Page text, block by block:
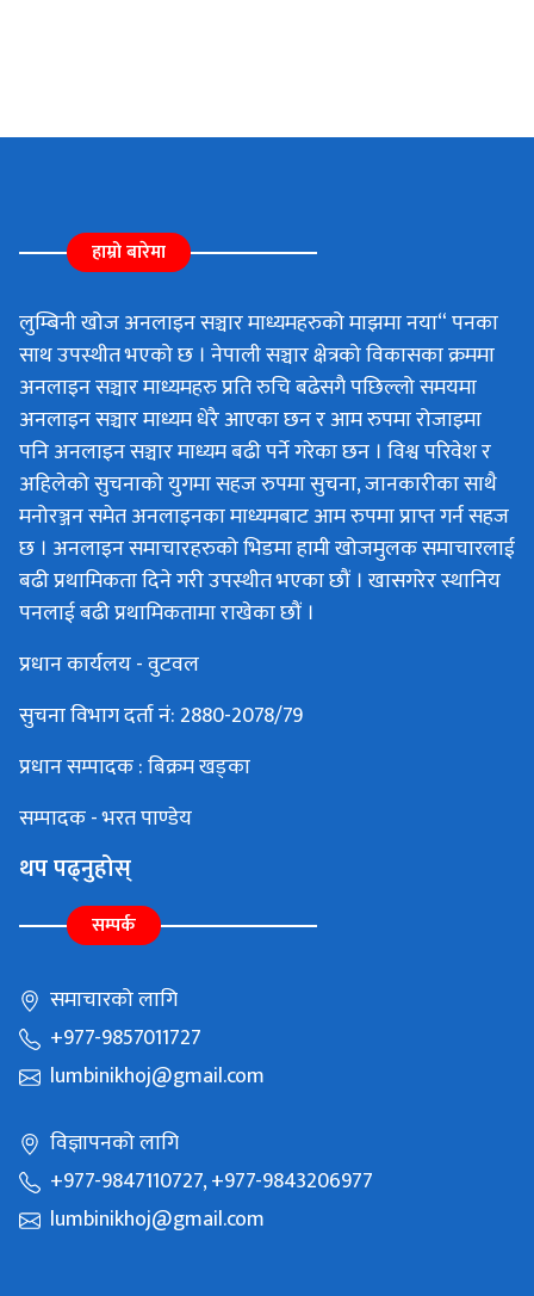
हाम्रो बारेमा
लुम्बिनी खोज अनलाइन सञ्चार माध्यमहरुको माझमा नया“ पनका
साथ उपस्थीत भएको छ । नेपाली सञ्चार क्षेत्रको विकासका क्रममा
अनलाइन सञ्चार माध्यमहरु प्रति रुचि बढेसगै पछिल्लो समयमा
अनलाइन सञ्चार माध्यम धेरै आएका छन र आम रुपमा रोजाइमा
पनि अनलाइन सञ्चार माध्यम बढी पर्ने गरेका छन । विश्व परिवेश र
अहिलेको सुचनाको युगमा सहज रुपमा सुचना, जानकारीका साथै
मनोरञ्जन समेत अनलाइनका माध्यमबाट आम रुपमा प्राप्त गर्न सहज
छ । अनलाइन समाचारहरुको भिडमा हामी खोजमुलक समाचारलाई
बढी प्रथामिकता दिने गरी उपस्थीत भएका छौं । खासगरेर स्थानिय
पनलाई बढी प्रथामिकतामा राखेका छौं ।
प्रधान कार्यलय - वुटवल
सुचना विभाग दर्ता नं: 2880-2078/79
प्रधान सम्पादक : बिक्रम खड्का
सम्पादक - भरत पाण्डेय
थप पढ्नुहोस्
सम्पर्क
समाचारको लागि
+977-9857011727
lumbinikhoj@gmail.com
विज्ञापनको लागि
+977-9847110727, +977-9843206977
lumbinikhoj@gmail.com